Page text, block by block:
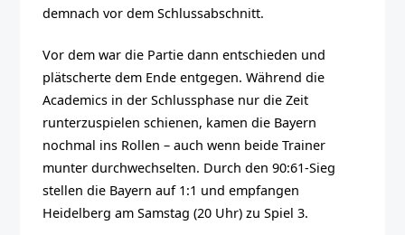
demnach vor dem Schlussabschnitt.
Vor dem war die Partie dann entschieden und
plätscherte dem Ende entgegen. Während die
Academics in der Schlussphase nur die Zeit
runterzuspielen schienen, kamen die Bayern
nochmal ins Rollen – auch wenn beide Trainer
munter durchwechselten. Durch den 90:61-Sieg
stellen die Bayern auf 1:1 und empfangen
Heidelberg am Samstag (20 Uhr) zu Spiel 3.